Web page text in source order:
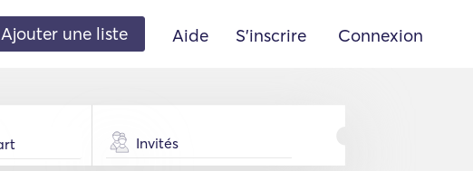
Ajouter une liste Aide S'inscrire Connexion
Invités